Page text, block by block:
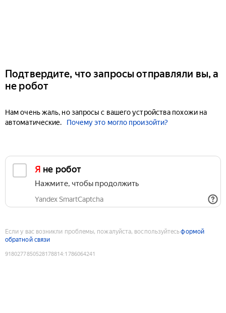
Подтвердите, что запросы отправляли вы, а
не робот
Нам очень жаль, но запросы с вашего устройства похожи на
автоматические.
Почему это могло произойти?
Я не робот
Нажмите, чтобы продолжить
Yandex SmartCaptcha
Если у вас возникли проблемы, пожалуйста, воспользуйтесьформой
обратной связи
9180277850528178814:1786064241